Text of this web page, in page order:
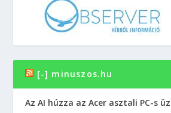
[-] minuszos.hu
Az AI húzza az Acer asztali PC-s